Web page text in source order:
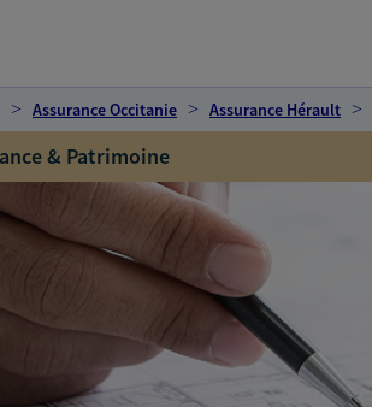
Assurance Occitanie Assurance Hérault
& Patrimoine